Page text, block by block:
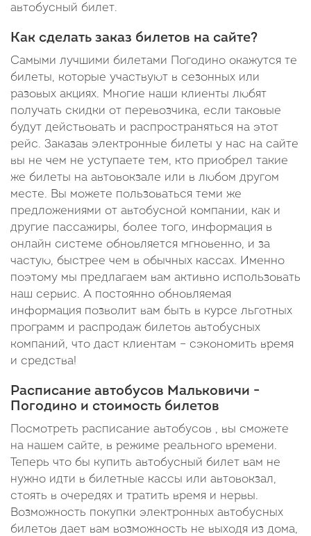
автобусный билет.
Как сделать заказ билетов на сайте?
Самыми лучшими билетами Погодино окажутся те
билеты, которые участвуют в сезонных или
разовых акциях. Многие наши клиенты любят
получать скидки от перевозчика, если таковые
будут действовать и распространяться на этот
рейс. Заказав электронные билеты у нас на сайте
вы не чем не уступаете тем, кто приобрел такие
же билеты на автовокзале или в любом другом
месте. Вы можете пользоваться теми же
предложениями от автобусной компании, как и
другие пассажиры, более того, информация в
онлайн системе обновляется мгновенно, и за
частую, быстрее чем в обычных кассах. Именно
поэтому мы предлагаем вам активно использовать
наш сервис. А постоянно обновляемая
информация позволит вам быть в курсе льготных
программ и распродаж билетов автобусных
компаний, что даст клиентам – сэкономить время
и средства!
Расписание автобусов Мальковичи -
Погодино и стоимость билетов
Посмотреть расписание автобусов , вы сможете
на нашем сайте, в режиме реального времени.
Теперь что бы купить автобусный билет вам не
нужно идти в билетные кассы или автовокзал,
стоять в очередях и тратить время и нервы.
Возможность покупки электронных автобусных
билетов дает вам возможность не выходя из дома,